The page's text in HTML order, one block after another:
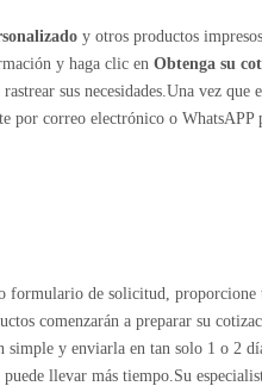
y otros productos
y haga clic en Obtenga su
sus necesidades.Una vez
por correo electrónico o WhatsAPP
formulario de solicitud,
comenzarán a preparar su
simple y enviarla en tan solo 1 o 2
llevar más tiempo.Su